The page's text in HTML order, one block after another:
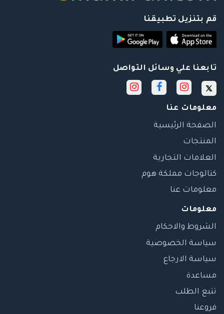
قم بتنزيل تطبيقنا
تابعنا علي وسائل التواصل
معلومات عنا
الصفحة الرئيسية
المنتجات
العلامات التجارية
كتالوجات مملكة هوم
معلومات عنا
معلومات
الشروط والاحكام
سياسة الخصوصية
سياسة الارجاع
مساعدة
تتبع الطلب
فروعنا